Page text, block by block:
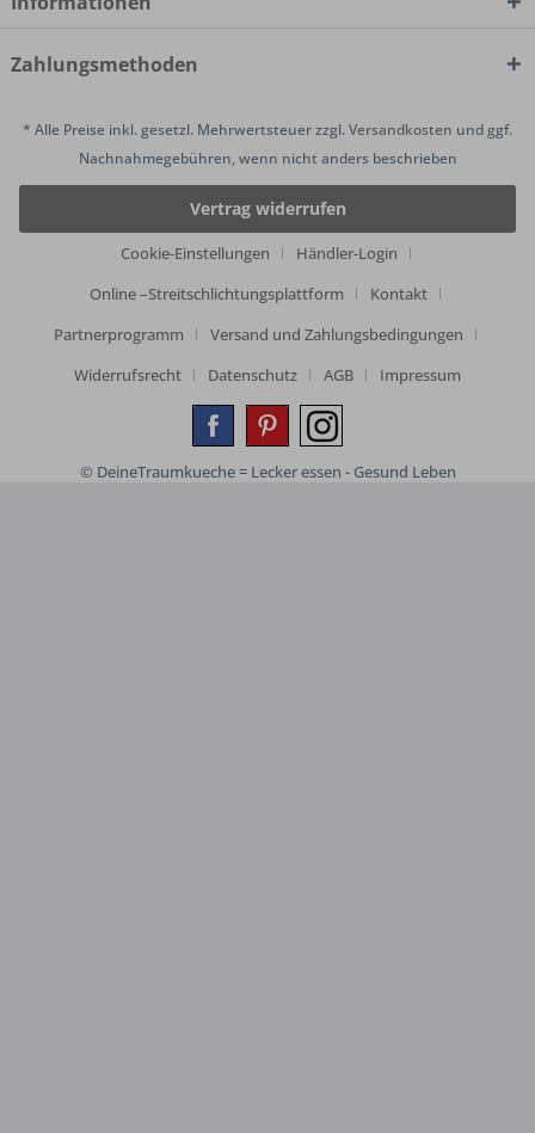
Zahlungsmethoden
* Alle Preise inkl. gesetzl. Mehrwertsteuer zzgl.Versandkosten und ggf.
Nachnahmegebühren, wenn nicht anders beschrieben
Vertrag widerrufen
Cookie-Einstellungen
Händler-Login
Online –Streitschlichtungsplattform
Kontakt
Partnerprogramm
Versand und Zahlungsbedingungen
Widerrufsrecht
Datenschutz AGB Impressum
© DeineTraumkueche = Lecker essen - Gesund Leben